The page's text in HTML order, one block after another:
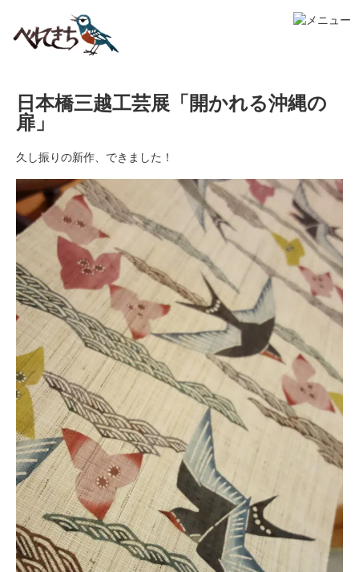
日本橋三越工芸展「開かれる沖縄の
扉」
久し振りの新作、できました！